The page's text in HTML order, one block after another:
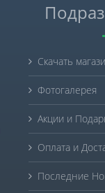
Скачать
Фотогалерея
Акции и
Оплата и
Последние